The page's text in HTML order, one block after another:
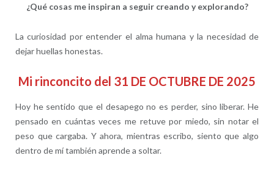
¿Qué cosas me inspiran a seguir creando y explorando?
La curiosidad por entender el alma humana y la necesidad de
dejar huellas honestas.
Mi rinconcito del 31 DE OCTUBRE DE 2025
Hoy he sentido que el desapego no es perder, sino liberar. He
pensado en cuántas veces me retuve por miedo, sin notar el
peso que cargaba. Y ahora, mientras escribo, siento que algo
dentro de mí también aprende a soltar.